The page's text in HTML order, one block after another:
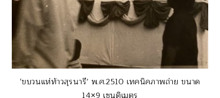
‘ขบวนแห่ท้าวสุรนารี’ พ.ศ.2510 เทคนิคภาพถ่าย ขนาด